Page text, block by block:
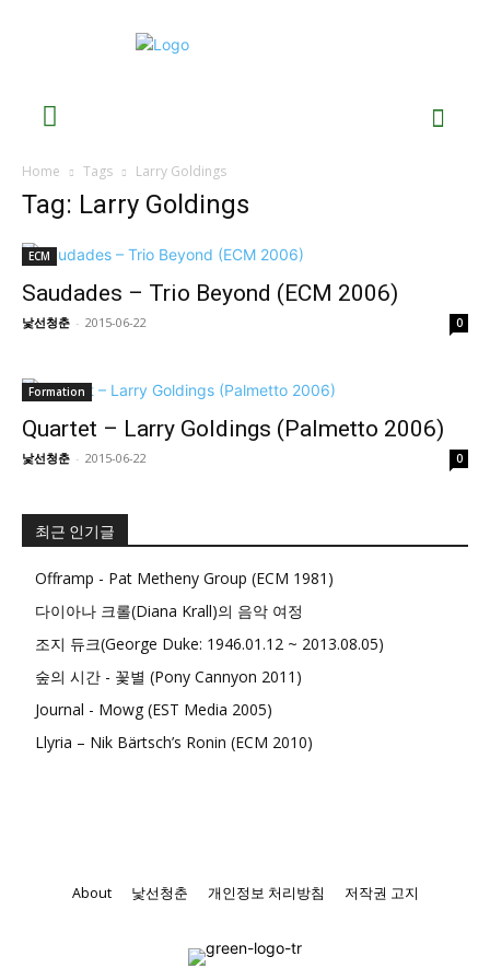
Home Tags Larry Goldings
Tag: Larry Goldings
ECM
Saudades – Trio Beyond (ECM 2006)
낯선청춘 - 2015-06-22 0
Formation
Quartet – Larry Goldings (Palmetto 2006)
낯선청춘 - 2015-06-22 0
최근 인기글
Offramp - Pat Metheny Group (ECM 1981)
다이아나 크롤(Diana Krall)의 음악 여정
조지 듀크(George Duke: 1946.01.12 ~ 2013.08.05)
숲의 시간 - 꽃별 (Pony Cannyon 2011)
Journal - Mowg (EST Media 2005)
Llyria – Nik Bärtsch’s Ronin (ECM 2010)
About 낯선청춘 개인정보 처리방침 저작권 고지